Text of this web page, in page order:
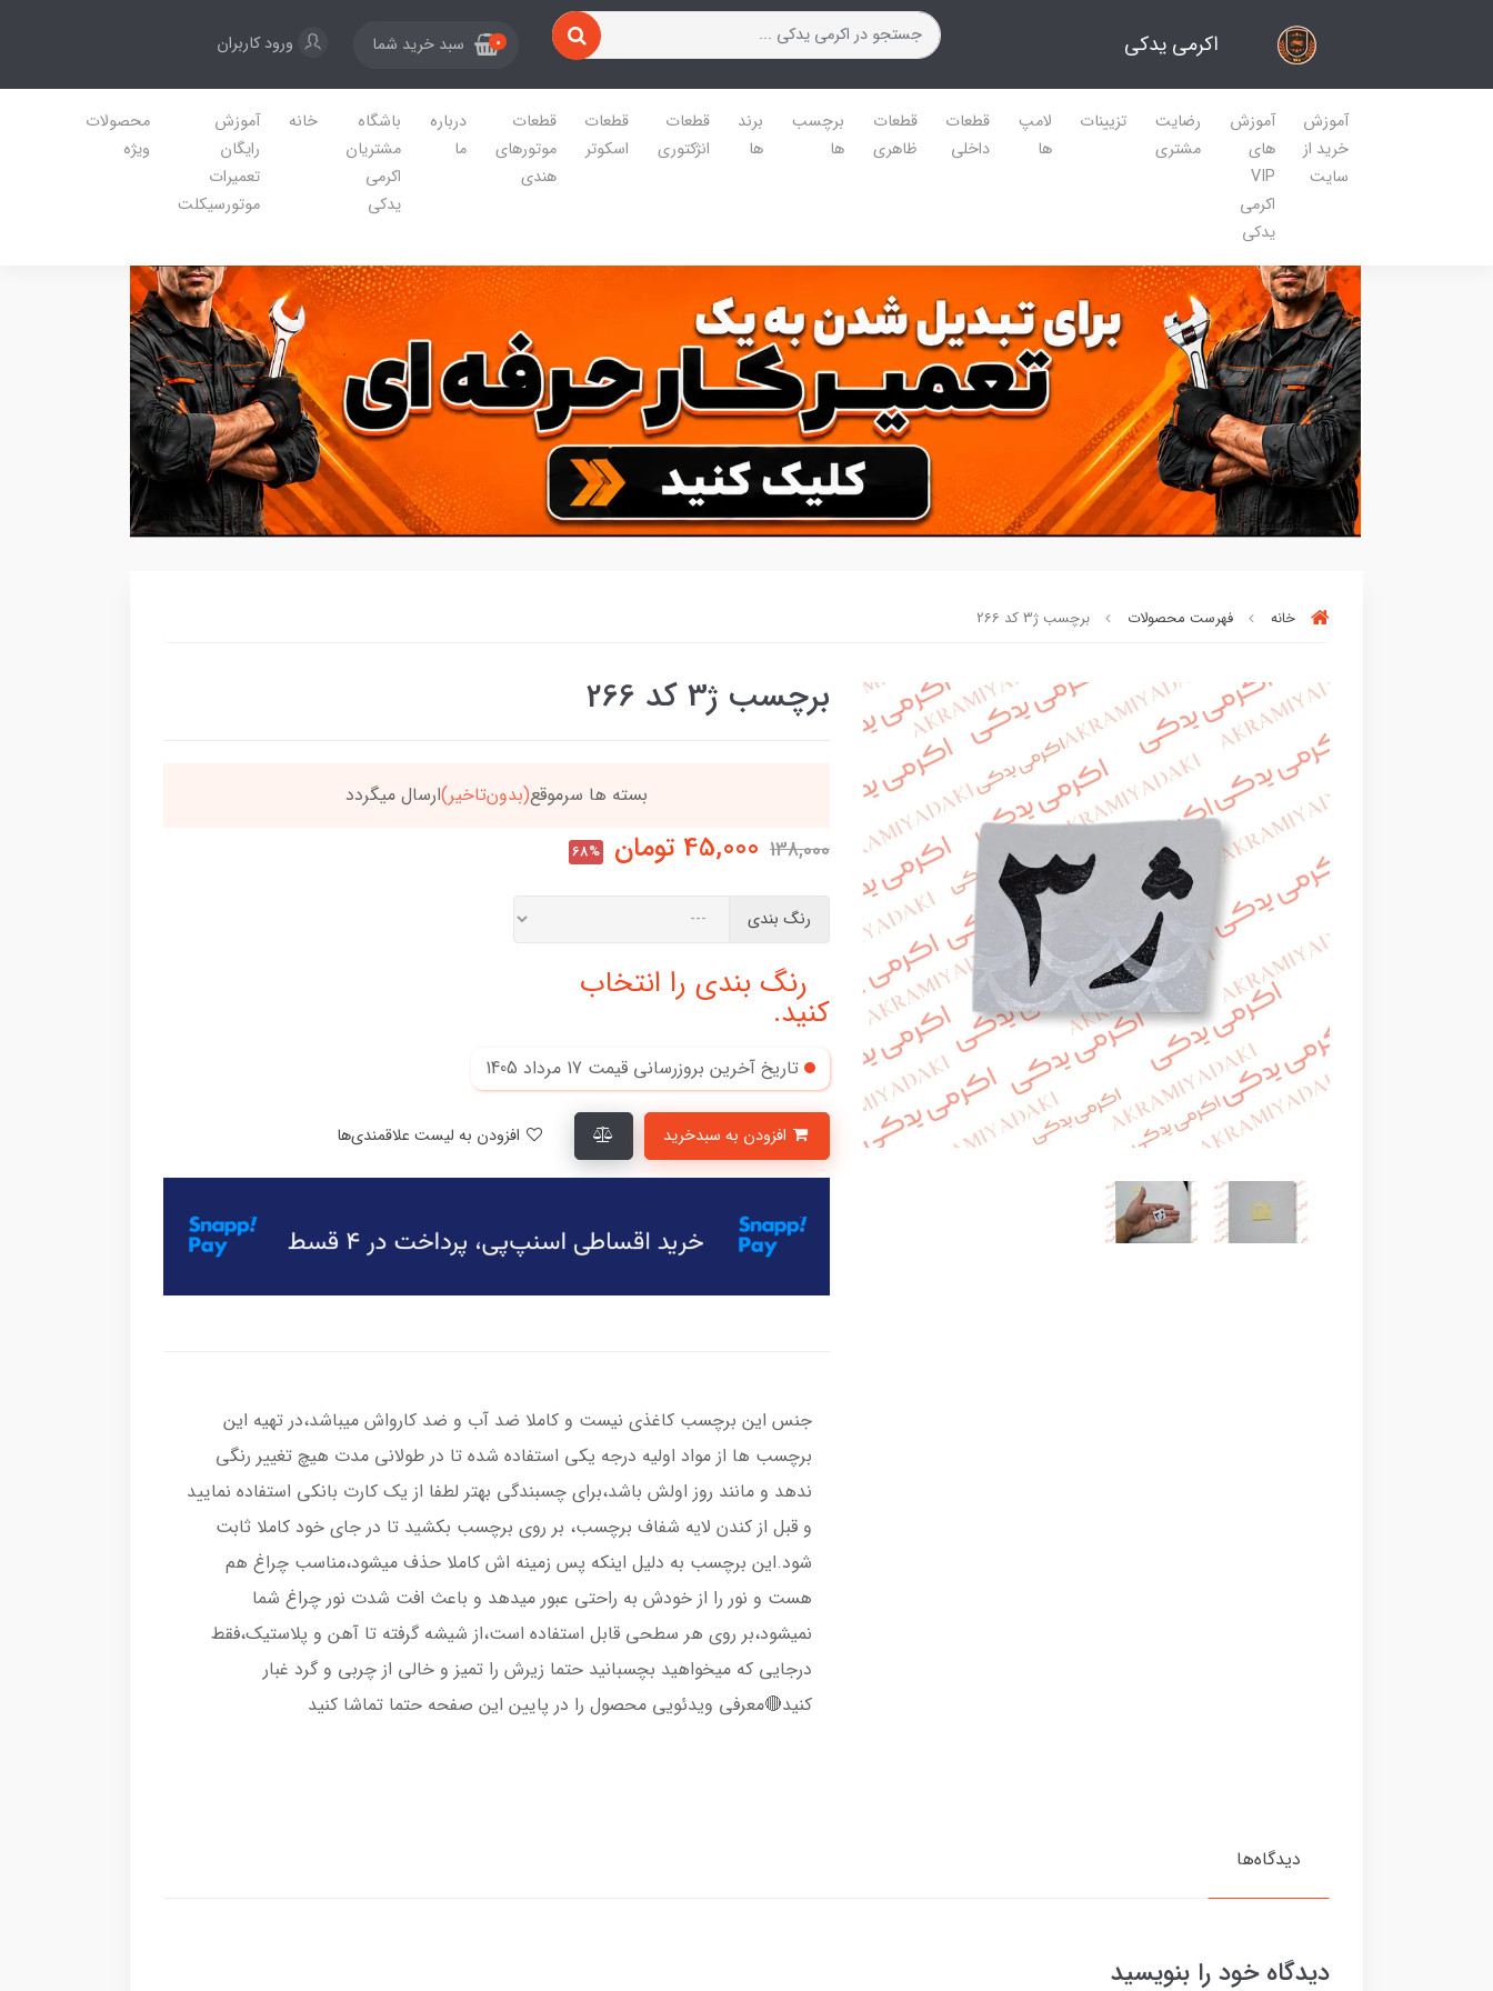
اکرمی یدکی 0 سبد خرید شما ورود کاربران
آموزش
خرید از
سایت
آموزش
های
VIP
اکرمی
یدکی
رضایت
مشتری
تزیینات
لامپ
ها
قطعات
داخلی
قطعات
ظاهری
برچسب
ها
برند
ها
قطعات
انژکتوری
قطعات
اسکوتر
قطعات
موتورهای
هندی
درباره
ما
باشگاه
مشتریان
اکرمی
یدکی
خانه
آموزش
رایگان
تعمیرات
موتورسیکلت
محصولات
ویژه
خانه فهرست محصولات برچسب ژ3 کد 266
برچسب ژ3 کد 266
بسته ها سرموقع (بدون‌تاخیر)ارسال میگردد خریدتو به5میلیون برسون،ارسالت‌رایگانه
138,000
45,000 تومان 68%
رنگ بندی
رنگ بندی را انتخاب
کنید.
تاریخ آخرین بروزرسانی قیمت 17 مرداد 1405
جنس این برچسب کاغذی نیست و کاملا ضد آب و ضد کارواش میباشد،در تهیه این
برچسب ها از مواد اولیه درجه یکی استفاده شده تا در طولانی مدت هیچ تغییر رنگی
ندهد و مانند روز اولش باشد،برای چسبندگی بهتر لطفا از یک کارت بانکی استفاده نمایید
و قبل از کندن لایه شفاف برچسب، بر روی برچسب بکشید تا در جای خود کاملا ثابت
شود.این برچسب به دلیل اینکه پس زمینه اش کاملا حذف میشود،مناسب چراغ هم
هست و نور را از خودش به راحتی عبور میدهد و باعث افت شدت نور چراغ شما
نمیشود،بر روی هر سطحی قابل استفاده است،از شیشه گرفته تا آهن و پلاستیک،فقط
درجایی که میخواهید بچسبانید حتما زیرش را تمیز و خالی از چربی و گرد غبار
کنید🔴معرفی ویدئویی محصول را در پایین این صفحه حتما تماشا کنید
دیدگاه‌ها
دیدگاه خود را بنویسید